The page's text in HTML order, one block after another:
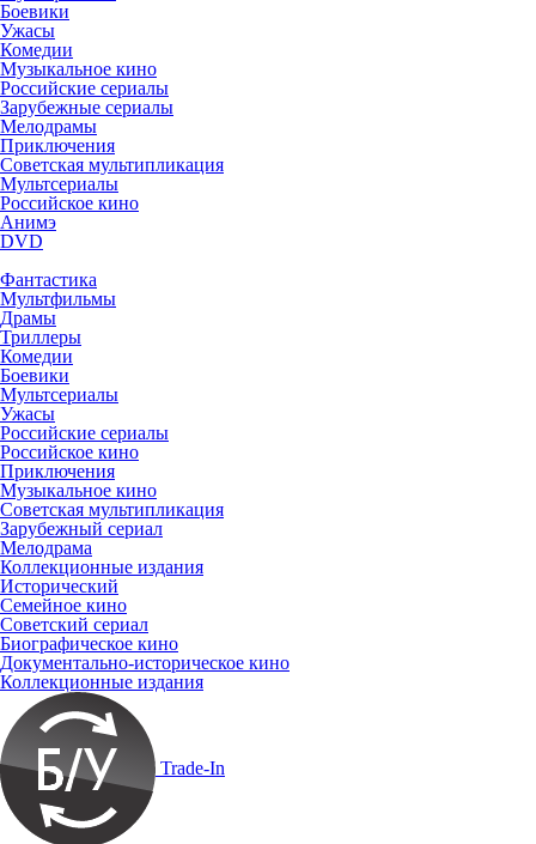
Боевики
Ужасы
Комедии
Музыкальное кино
Российские сериалы
Зарубежные сериалы
Мелодрамы
Приключения
Советская мультипликация
Мультсериалы
Российское кино
Анимэ
DVD
Фантастика
Мультфильмы
Драмы
Триллеры
Комедии
Боевики
Мультсериалы
Ужасы
Российские сериалы
Российское кино
Приключения
Музыкальное кино
Советская мультипликация
Зарубежный сериал
Мелодрама
Коллекционные издания
Исторический
Семейное кино
Советский сериал
Биографическое кино
Документально-историческое кино
Коллекционные издания
Trade-In